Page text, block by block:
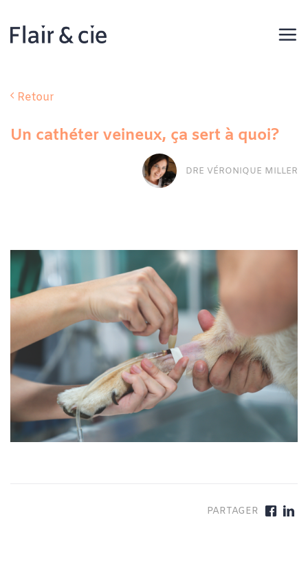
contenu
Retour
Un cathéter veineux, ça sert à quoi?
DRE VÉRONIQUE MILLER